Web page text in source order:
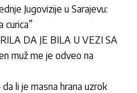
Jugovizije u Sarajevu:
curica”
DA JE BILA U VEZI SA
muž me je odveo na
li je masna hrana uzrok